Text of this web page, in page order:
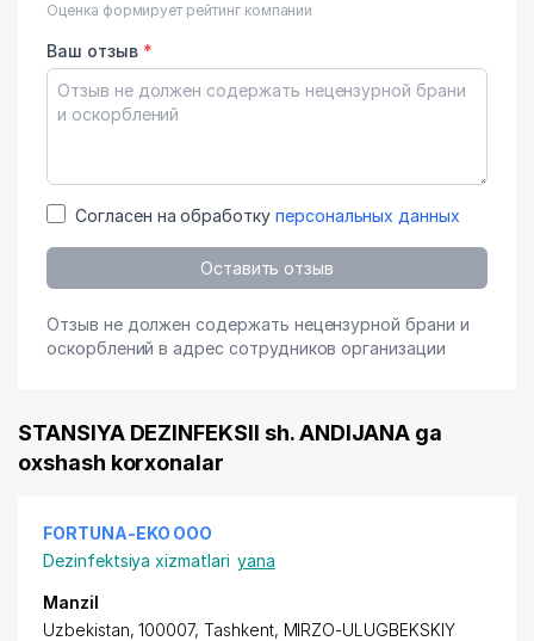
Оценка формирует рейтинг компании
Ваш отзыв *
Согласен на обработку персональных данных
Оставить отзыв
Отзыв не должен содержать нецензурной брани и
оскорблений в адрес сотрудников организации
STANSIYA DEZINFEKSII sh. ANDIJANA ga
oxshash korxonalar
FORTUNA-EKO ООО
Dezinfektsiya xizmatlari yana
Manzil
Uzbekistan, 100007, Tashkent, MIRZO-ULUGBEKSKIY